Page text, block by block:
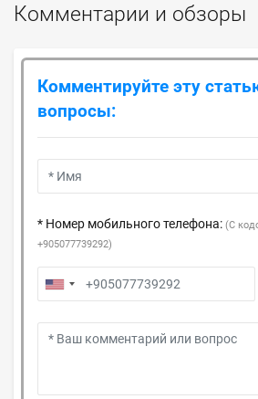
Комментарии и обзоры
Комментируйте эту
вопросы:
* Номер мобильного телефона: (С
+905077739292)